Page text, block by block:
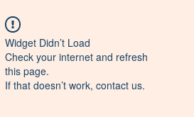
Widget Didn’t Load
Check your internet and refresh
this page.
If that doesn’t work, contact us.